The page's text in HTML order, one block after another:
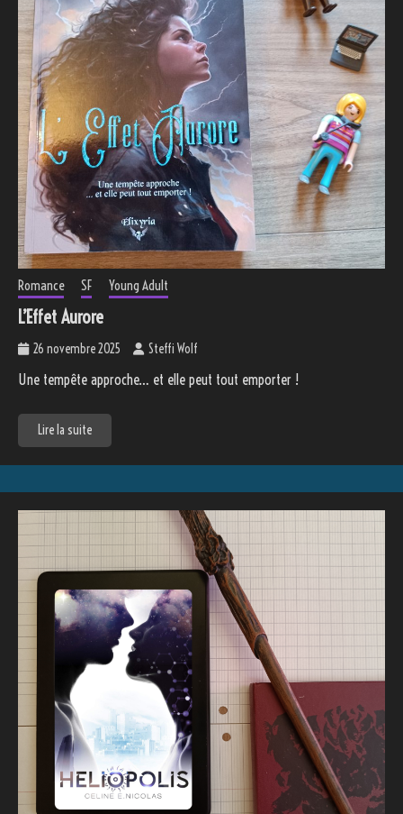
Romance SF Young Adult
L’Effet Aurore
26 novembre 2025 Steffi Wolf
Une tempête approche… et elle peut tout emporter !
Lire la suite